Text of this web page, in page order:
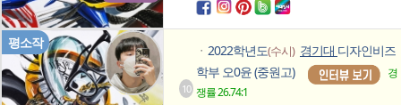
평소작
10
ㆍ 2022학년도(수시) 경기대 디자인비즈
학부 오0윤 (중원고)
경
쟁률 26.74:1